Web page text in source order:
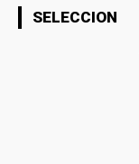
SELECCION